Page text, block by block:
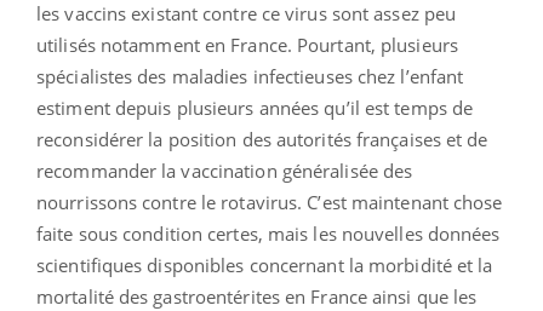
les vaccins existant contre ce virus sont assez peu
utilisés notamment en France. Pourtant, plusieurs
spécialistes des maladies infectieuses chez l’enfant
estiment depuis plusieurs années qu’il est temps de
reconsidérer la position des autorités françaises et de
recommander la vaccination généralisée des
nourrissons contre le rotavirus. C’est maintenant chose
faite sous condition certes, mais les nouvelles données
scientifiques disponibles concernant la morbidité et la
mortalité des gastroentérites en France ainsi que les